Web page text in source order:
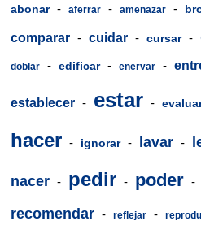
abonar - aferrar - amenazar -
comparar - cuidar - cursar -
doblar - edificar - enervar -
establecer - estar -
hacer - ignorar - lavar -
nacer - pedir - poder -
recomendar - reflejar -